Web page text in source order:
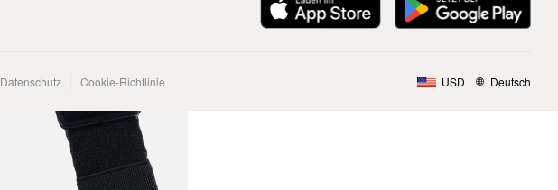
Datenschutz Cookie-Richtlinie USD Deutsch